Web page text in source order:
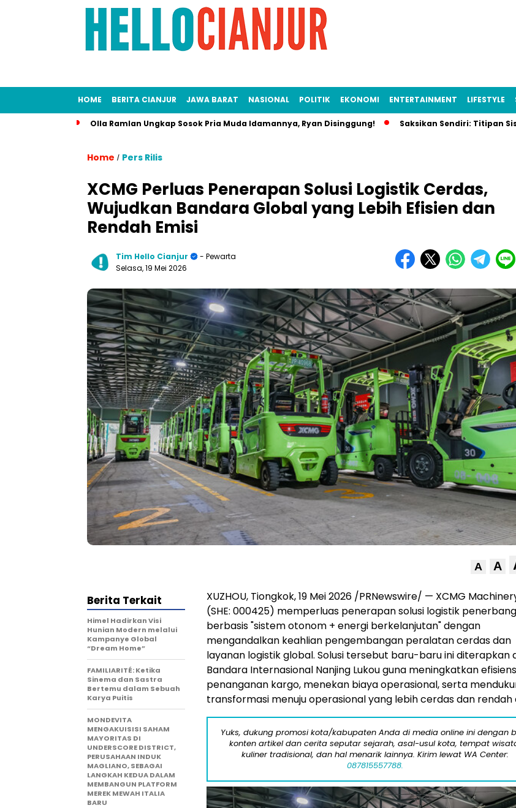
HOME BERITA CIANJUR JAWA BARAT NASIONAL POLITIK EKONOMI ENTERTAINMENT LIFESTYLE
Olla Ramlan Ungkap Sosok Pria Muda Idamannya, Ryan Disinggung! Saksikan Sendiri: Titipan
Home / Pers Rilis
XCMG Perluas Penerapan Solusi Logistik Cerdas,
Wujudkan Bandara Global yang Lebih Efisien dan
Rendah Emisi
Tim Hello Cianjur
- Pewarta
Selasa, 19 Mei 2026
A A
XUZHOU, Tiongkok, 19 Mei 2026 /PRNewswire/ — XCMG
(SHE: 000425) memperluas penerapan solusi logistik
berbasis "sistem otonom + energi berkelanjutan" dengan
mengandalkan keahlian pengembangan peralatan cerdas dan
layanan logistik global. Solusi tersebut baru-baru ini diterapkan
Bandara Internasional Nanjing Lukou guna meningkatkan
penanganan kargo, menekan biaya operasional, serta
transformasi menuju operasional yang lebih cerdas dan rendah
Yuks, dukung promosi kota/kabupaten Anda di media online ini dengan
konten artikel dan cerita seputar sejarah, asal-usul kota, tempat
kuliner tradisional, dan hal menarik lainnya. Kirim lewat WA Center:
087815557788.
Berita Terkait
Himel Hadirkan Visi
Hunian Modern melalui
Kampanye Global
“Dream Home”
FAMILIARITÉ: Ketika
Sinema dan Sastra
Bertemu dalam Sebuah
Karya Puitis
MONDEVITA
MENGAKUISISI SAHAM
MAYORITAS DI
UNDERSCORE DISTRICT,
PERUSAHAAN INDUK
MAGLIANO, SEBAGAI
LANGKAH KEDUA DALAM
MEMBANGUN PLATFORM
MEREK MEWAH ITALIA
BARU